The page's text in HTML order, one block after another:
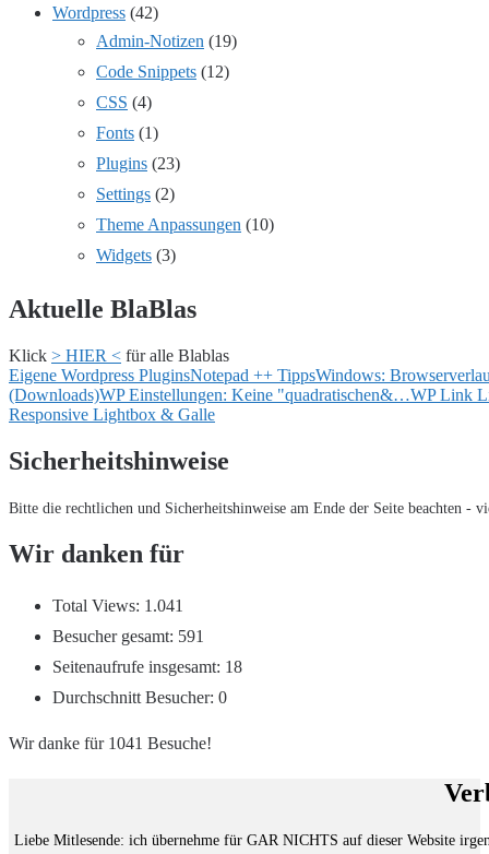
Wordpress (42)
Admin-Notizen (19)
Code Snippets (12)
CSS (4)
Fonts (1)
Plugins (23)
Settings (2)
Theme Anpassungen (10)
Widgets (3)
Aktuelle BlaBlas
Klick > HIER < für alle Blablas
Eigene Wordpress PluginsNotepad ++ TippsWindows:
(Downloads)WP Einstellungen: Keine "quadratischen&…WP Link
Responsive Lightbox & Galle
Sicherheitshinweise
Bitte die rechtlichen und Sicherheitshinweise am Ende der Seite beachten -
Wir danken für
Total Views: 1.041
Besucher gesamt: 591
Seitenaufrufe insgesamt: 18
Durchschnitt Besucher: 0
Wir danke für 1041 Besuche!
Liebe Mitlesende: ich übernehme für GAR NICHTS auf dieser Website